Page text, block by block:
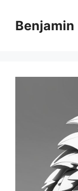
contentBenjamin